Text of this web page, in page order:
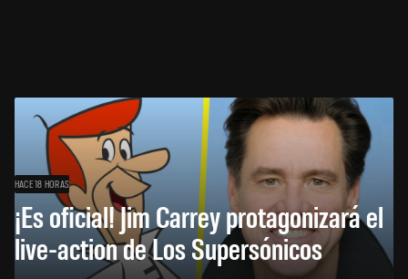
HACE 18 HORAS
¡Es oficial! Jim Carrey protagonizará el
live-action de Los Supersónicos